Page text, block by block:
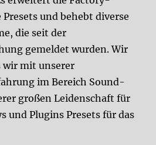
und behebt diverse
die seit der
gemeldet wurden. Wir
wir mit unserer
im Bereich Sound-
großen Leidenschaft für
und Plugins Presets für das